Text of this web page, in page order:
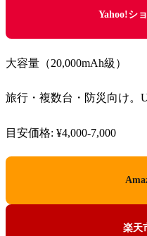
Yahoo!シ
大容量（20,000mAh級）
旅行・複数台・防災向け。
目安価格: ¥4,000-7,000
楽天